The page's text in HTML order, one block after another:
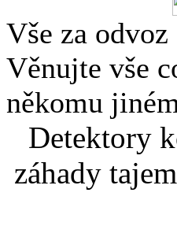
Vše za odvoz
Věnujte vše
někomu
Detektory
záhady